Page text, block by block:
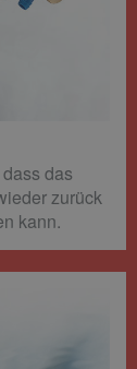
das
zurück
kann.